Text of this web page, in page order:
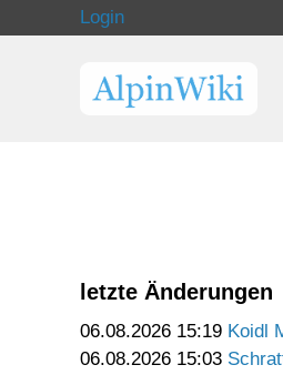
Login
letzte Änderungen
06.08.2026 15:19 Koidl
06.08.2026 15:03